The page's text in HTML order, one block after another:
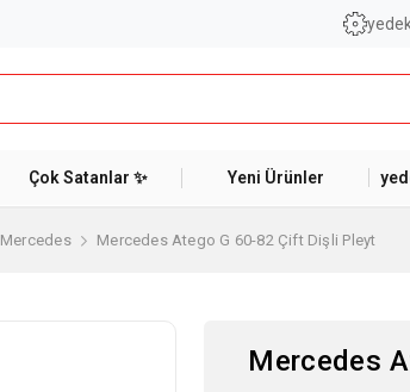
Çok Satanlar ✨ Yeni Ürünler
Mercedes Mercedes Atego G 60-82 Çift Dişli Pleyt
Mercedes